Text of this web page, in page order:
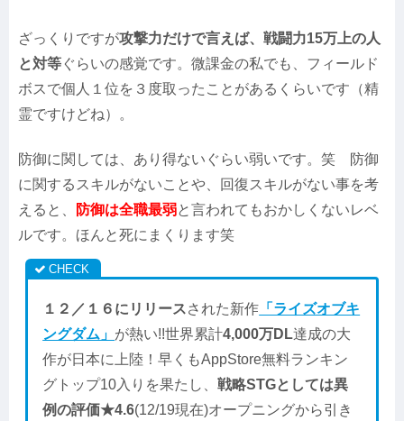
ざっくりですが攻撃力だけで言えば、戦闘力15万上の人
と対等ぐらいの感覚です。微課金の私でも、フィールド
ボスで個人１位を３度取ったことがあるくらいです（精
霊ですけどね）。
防御に関しては、あり得ないぐらい弱いです。笑 防御
に関するスキルがないことや、回復スキルがない事を考
えると、
防御は全職最弱と言われてもおかしくないレベ
ルです。ほんと死にまくります笑
１２／１６にリリースされた新作 「ライズオブキ
ングダム」 が熱い!!世界累計4,000万DL達成の大
作が日本に上陸！早くもAppStore無料ランキン
グトップ10入りを果たし、戦略STGとしては異
例の評価★4.6(12/19現在)オープニングから引き